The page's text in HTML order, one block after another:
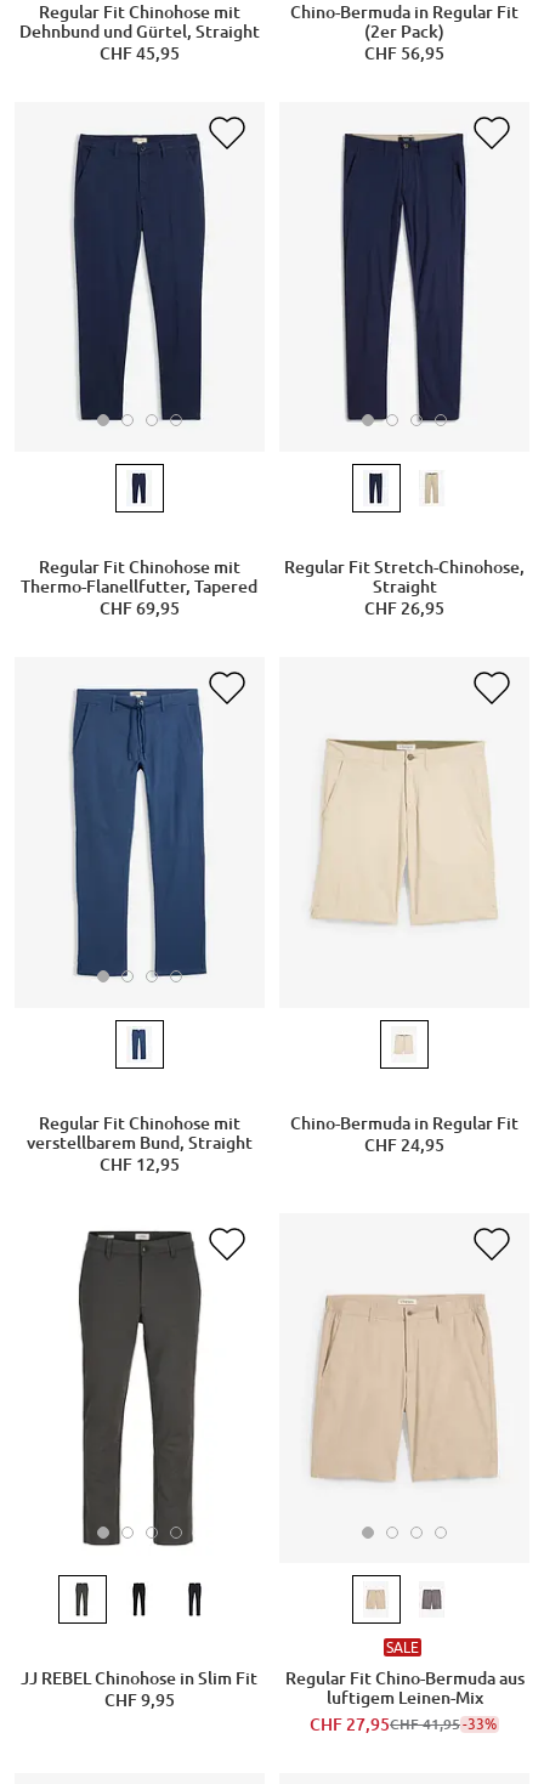
Regular Fit Chinohose mit
Dehnbund und Gürtel, Straight
CHF 45,95
Chino-Bermuda in Regular Fit
(2er Pack)
CHF 56,95
Regular Fit Chinohose mit
Thermo-Flanellfutter, Tapered
CHF 69,95
Regular Fit Stretch-Chinohose,
Straight
CHF 26,95
Regular Fit Chinohose mit
verstellbarem Bund, Straight
CHF 12,95
Chino-Bermuda in Regular Fit
CHF 24,95
JJ REBEL Chinohose in Slim Fit
CHF 9,95
SALE
Regular Fit Chino-Bermuda aus
luftigem Leinen-Mix
CHF 27,95CHF 41,95-33%